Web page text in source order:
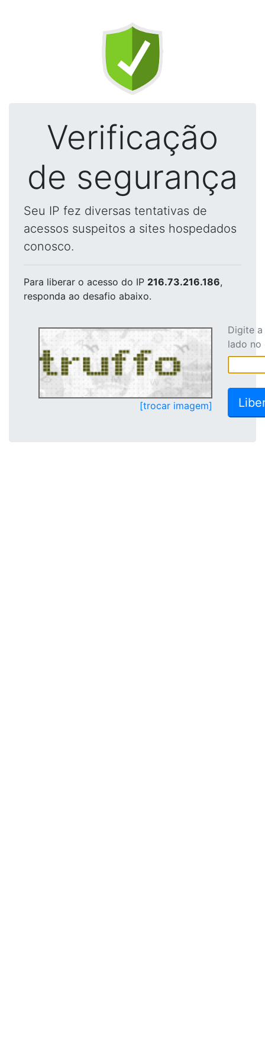
Verificação
de segurança
Seu IP fez diversas tentativas de
acessos suspeitos a sites hospedados
conosco.
Para liberar o acesso do IP 216.73.216.186,
responda ao desafio abaixo.
[trocar imagem]
Digite
lado no